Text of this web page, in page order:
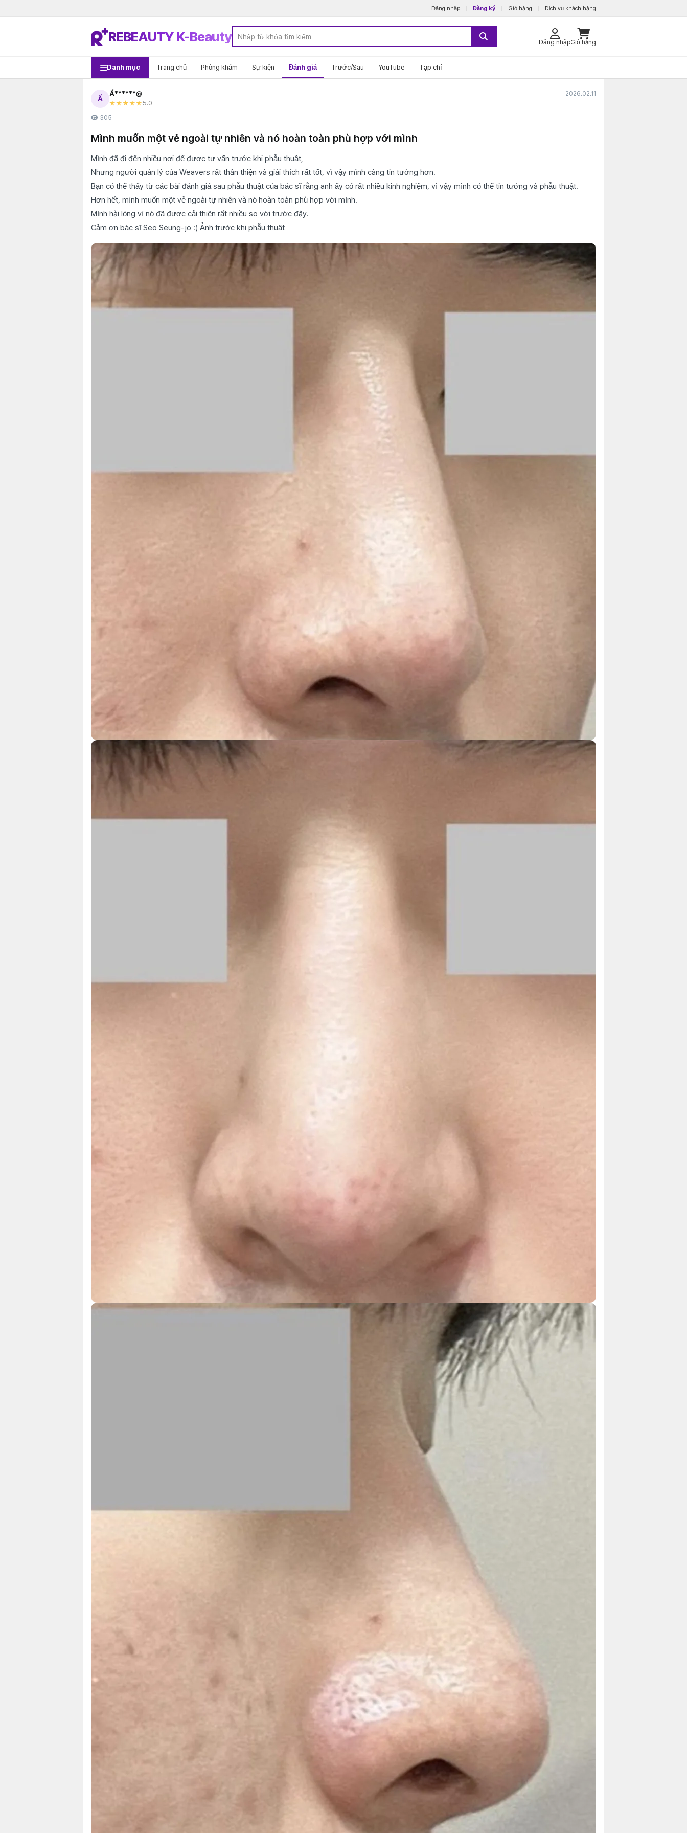
Đăng nhập Đăng ký Giỏ hàng Dịch vụ khách hàng
REBEAUTY K-Beauty Đăng nhậpGiỏ hàng
Danh mục Trang chủ Phòng khám Sự kiện Đánh giá Trước/Sau YouTube Tạp chí
Ẩ
Ẩ******@
★★★★★ 5.0
2026.02.11
305
Mình muốn một vẻ ngoài tự nhiên và nó hoàn toàn phù hợp với mình
Mình đã đi đến nhiều nơi để được tư vấn trước khi phẫu thuật,
Nhưng người quản lý của Weavers rất thân thiện và giải thích rất tốt, vì vậy mình càng tin tưởng hơn.
Bạn có thể thấy từ các bài đánh giá sau phẫu thuật của bác sĩ rằng anh ấy có rất nhiều kinh nghiệm, vì vậy mình có thể tin tưởng và phẫu thuật.
Hơn hết, mình muốn một vẻ ngoài tự nhiên và nó hoàn toàn phù hợp với mình.
Mình hài lòng vì nó đã được cải thiện rất nhiều so với trước đây.
Cảm ơn bác sĩ Seo Seung-jo :) Ảnh trước khi phẫu thuật